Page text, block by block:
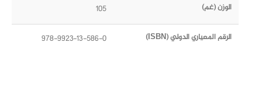
الوزن (غم) 105
الرقم المعياري الدولي (ISBN) 978-9923-13-586-0